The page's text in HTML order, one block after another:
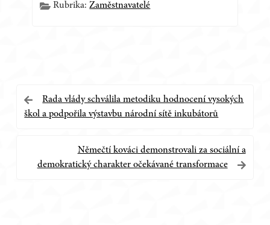
Rubrika:Zaměstnavatelé
Navigace
příspěvek
Rada vlády schválila metodiku hodnocení vysokých
škol a podpořila výstavbu národní sítě inkubátorů
Němečtí kováci demonstrovali za sociální a
demokratický charakter očekávané transformace